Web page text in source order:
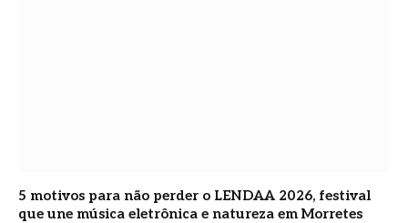
5 motivos para não perder o LENDAA 2026, festival
que une música eletrônica e natureza em Morretes